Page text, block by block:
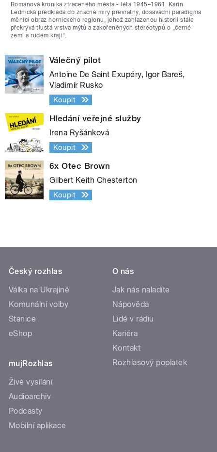
Románová kronika ztraceného města - léta 1945–1961. Karin
Lednická předkládá do značné míry převratný, dosavadní paradigma
měnící obraz hornického regionu, jehož zahlazenou historii stále
překrývá tlustá vrstva mýtů a zakořeněných stereotypů o „černé
zemi a rudém kraji“.
Válečný pilot
Antoine De Saint Exupéry, Igor Bareš,
Vladimír Rusko
Koupit
Hledání veřejné služby
Irena Ryšánková
Koupit
6x Otec Brown
Gilbert Keith Chesterton
Koupit
Český rozhlas
Válka na Ukrajině
Komunální volby
Stanice
eShop
mujRozhlas
Živé vysílání
Audioarchiv
Podcasty
Mobilní aplikace
O nás
Jak nás naladíte
Nápověda
Lidé v rádiu
Kariéra
Kontakt
Rozhlasový poplatek